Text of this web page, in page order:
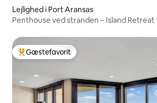
Lejlighed i Port Aransas
Penthouse ved stranden – Island Retreat
Bedste gæstefavorit
Gæstefavorit